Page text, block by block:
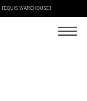
EQUIS WAREHOUSE】